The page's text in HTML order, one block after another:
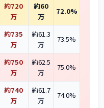
約720
万
約60
万
72.0%
約735
万
約61.3
万
73.5%
約750
万
約62.5
万
75.0%
約740
万
約61.7
万
74.0%